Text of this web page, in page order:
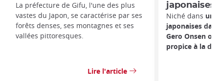
La préfecture de Gifu, l'une des plus
vastes du Japon, se caractérise par ses
forêts denses, ses montagnes et ses
vallées pittoresques.
Lire l'article
japonaises
Niché dans
japonaises
Gero Onsen
propice à la